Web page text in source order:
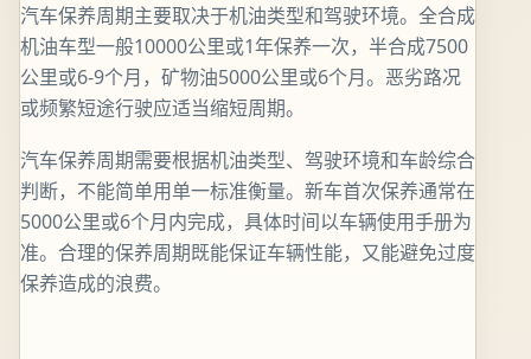
汽车保养周期主要取决于机油类型和驾驶环境。全合成
机油车型一般10000公里或1年保养一次，半合成7500
公里或6-9个月，矿物油5000公里或6个月。恶劣路况
或频繁短途行驶应适当缩短周期。
汽车保养周期需要根据机油类型、驾驶环境和车龄综合
判断，不能简单用单一标准衡量。新车首次保养通常在
5000公里或6个月内完成，具体时间以车辆使用手册为
准。合理的保养周期既能保证车辆性能，又能避免过度
保养造成的浪费。